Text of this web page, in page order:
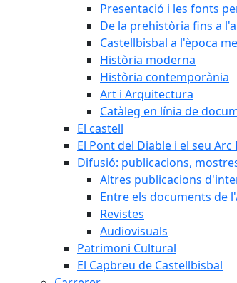
Presentació i les fonts
De la prehistòria fins a
Castellbisbal a l'època
Història moderna
Història contemporània
Art i Arquitectura
Catàleg en línia de
El castell
El Pont del Diable i el seu
Difusió: publicacions,
Altres publicacions
Entre els documents de
Revistes
Audiovisuals
Patrimoni Cultural
El Capbreu de Castellbisbal